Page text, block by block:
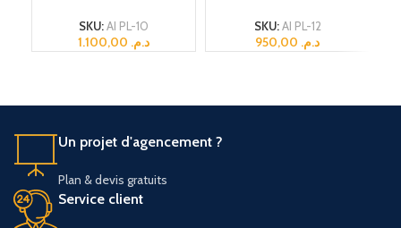
SKU:AI PL-10
د.م.
SKU:AI PL-12
د.م.
Un projet d'agencement ?
Plan & devis gratuits
Service client